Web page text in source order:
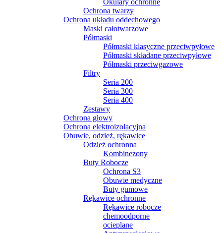
Ochrona twarzy
Ochrona układu oddechowego
Maski całotwarzowe
Półmaski
Półmaski klasyczne przeciwpyłowe
Półmaski składane przeciwpyłowe
Półmaski przeciwgazowe
Filtry
Seria 200
Seria 300
Seria 400
Zestawy
Ochrona głowy
Ochrona elektroizolacyjna
Obuwie, odzież, rękawice
Odzież ochronna
Kombinezony
Buty Robocze
Ochrona S3
Obuwie medyczne
Buty gumowe
Rękawice ochronne
Rękawice robocze
chemoodporne
ocieplane